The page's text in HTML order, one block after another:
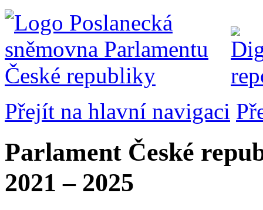
Přejít na hlavní navigaci
Parlament České
2021 – 2025